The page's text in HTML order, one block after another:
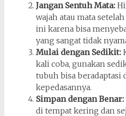
Jangan Sentuh Mata:
wajah atau mata
ini karena bisa
yang sangat tidak
Mulai dengan Sedikit:
kali coba, gunakan
tubuh bisa beradaptasi
kepedasannya.
Simpan dengan Benar:
di tempat kering dan